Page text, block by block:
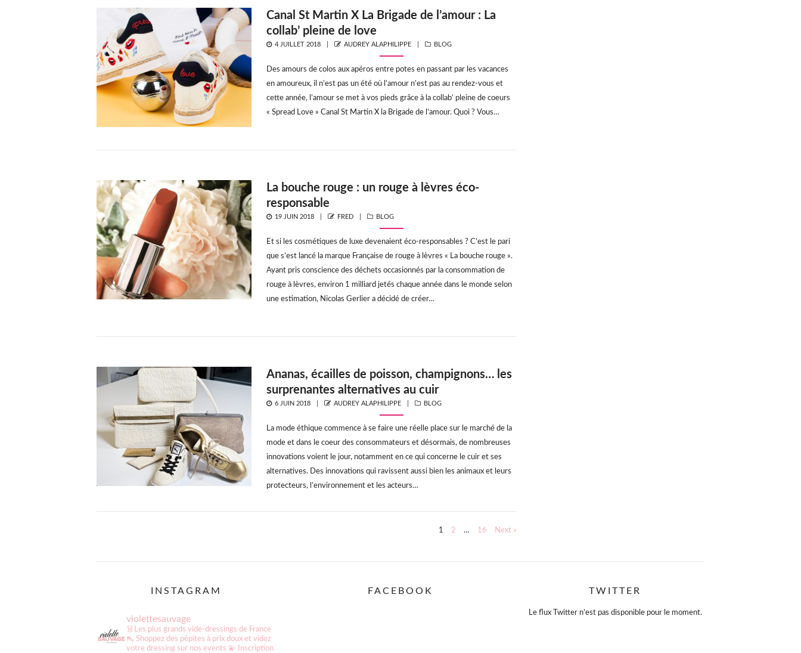
Canal St Martin X La Brigade de l’amour : La
collab’ pleine de love
POSTED
4 JUILLET 2018 AUTHOR
AUDREY ALAPHILIPPE CATEGORIES
BLOG
Des amours de colos aux apéros entre potes en passant par les vacances
en amoureux, il n’est pas un été où l’amour n’est pas au rendez-vous et
cette année, l’amour se met à vos pieds grâce à la collab’ pleine de coeurs
« Spread Love » Canal St Martin X la Brigade de l’amour. Quoi ? Vous…
La bouche rouge : un rouge à lèvres éco-
responsable
POSTED
19 JUIN 2018 AUTHOR
FRED CATEGORIES
BLOG
Et si les cosmétiques de luxe devenaient éco-responsables ? C’est le pari
que s’est lancé la marque Française de rouge à lèvres « La bouche rouge ».
Ayant pris conscience des déchets occasionnés par la consommation de
rouge à lèvres, environ 1 milliard jetés chaque année dans le monde selon
une estimation, Nicolas Gerlier a décidé de créer…
Ananas, écailles de poisson, champignons… les
surprenantes alternatives au cuir
POSTED
6 JUIN 2018 AUTHOR
AUDREY ALAPHILIPPE CATEGORIES
BLOG
La mode éthique commence à se faire une réelle place sur le marché de la
mode et dans le coeur des consommateurs et désormais, de nombreuses
innovations voient le jour, notamment en ce qui concerne le cuir et ses
alternatives. Des innovations qui ravissent aussi bien les animaux et leurs
protecteurs, l’environnement et les acteurs…
1 2 … 16 Next »
INSTAGRAM
violettesauvage
👗Les plus grands vide-dressings de France
👠 Shoppez des pépites à prix doux et videz
votre dressing sur nos events 💫 Inscription
FACEBOOK TWITTER
Le flux Twitter n’est pas disponible pour le moment.